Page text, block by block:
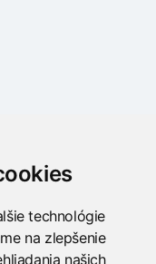
technológie
na zlepšenie
našich